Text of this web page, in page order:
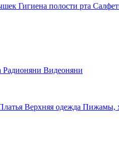
Гигиена полости рта
Радионяни Видеоняни
Верхняя одежда Пижамы,